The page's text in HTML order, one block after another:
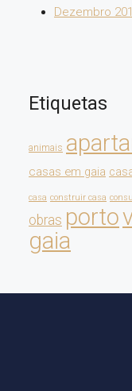
Dezembro
Etiquetas
animais
casas em gaia
casa construir casa
obras porto
gaia